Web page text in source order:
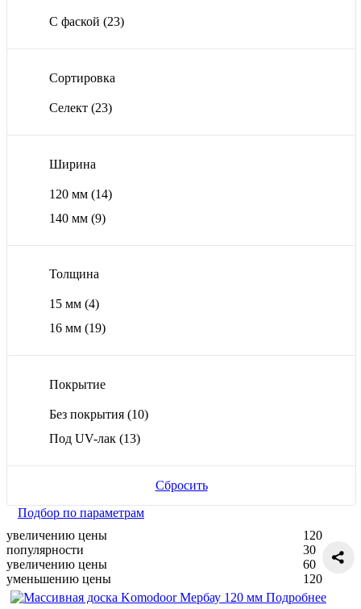
С фаской (23)
Сортировка
Селект (23)
Ширина
120 мм (14)
140 мм (9)
Толщина
15 мм (4)
16 мм (19)
Покрытие
Без покрытия (10)
Под UV-лак (13)
Сбросить
Подбор по параметрам
увеличению цены
популярности
увеличению цены
уменьшению цены
120
30
60
120
Подробнее